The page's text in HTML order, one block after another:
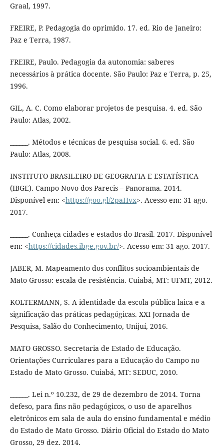
Graal, 1997.
FREIRE, P. Pedagogia do oprimido. 17. ed. Rio de Janeiro:
Paz e Terra, 1987.
FREIRE, Paulo. Pedagogia da autonomia: saberes
necessários à prática docente. São Paulo: Paz e Terra, p. 25,
1996.
GIL, A. C. Como elaborar projetos de pesquisa. 4. ed. São
Paulo: Atlas, 2002.
______. Métodos e técnicas de pesquisa social. 6. ed. São
Paulo: Atlas, 2008.
INSTITUTO BRASILEIRO DE GEOGRAFIA E ESTATÍSTICA
(IBGE). Campo Novo dos Parecis – Panorama. 2014.
Disponível em: <https://goo.gl/2paHvx>. Acesso em: 31 ago.
2017.
______. Conheça cidades e estados do Brasil. 2017. Disponível
em: <https://cidades.ibge.gov.br/>. Acesso em: 31 ago. 2017.
JABER, M. Mapeamento dos conflitos socioambientais de
Mato Grosso: escala de resistência. Cuiabá, MT: UFMT, 2012.
KOLTERMANN, S. A identidade da escola pública laica e a
significação das práticas pedagógicas. XXI Jornada de
Pesquisa, Salão do Conhecimento, Unijuí, 2016.
MATO GROSSO. Secretaria de Estado de Educação.
Orientações Curriculares para a Educação do Campo no
Estado de Mato Grosso. Cuiabá, MT: SEDUC, 2010.
______. Lei n.º 10.232, de 29 de dezembro de 2014. Torna
defeso, para fins não pedagógicos, o uso de aparelhos
eletrônicos em sala de aula do ensino fundamental e médio
do Estado de Mato Grosso. Diário Oficial do Estado do Mato
Grosso, 29 dez. 2014.